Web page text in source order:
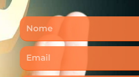
Nome
Email